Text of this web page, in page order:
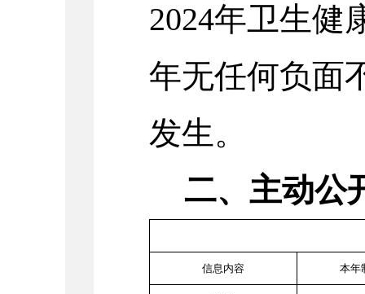
2024年卫生健
年无任何负面
发生。
二、主动公
信息内容 本年